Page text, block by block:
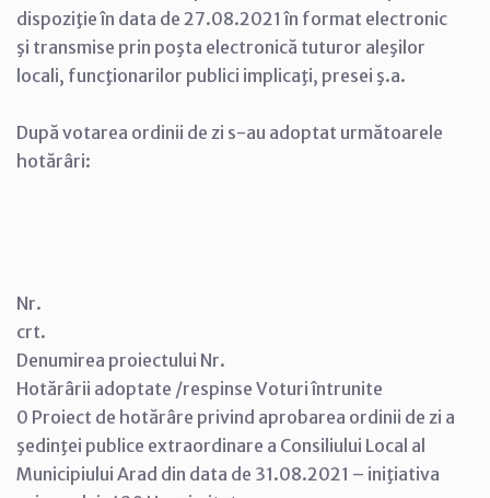
dispoziţie în data de 27.08.2021 în format electronic
şi transmise prin poşta electronică tuturor aleşilor
locali, funcţionarilor publici implicaţi, presei ş.a.
După votarea ordinii de zi s-au adoptat următoarele
hotărâri:
Nr.
crt.
Denumirea proiectului Nr.
Hotărârii adoptate /respinse Voturi întrunite
0 Proiect de hotărâre privind aprobarea ordinii de zi a
şedinţei publice extraordinare a Consiliului Local al
Municipiului Arad din data de 31.08.2021 – iniţiativa